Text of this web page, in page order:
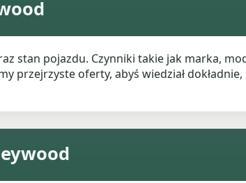
stan pojazdu. Czynniki takie jak marka,
przejrzyste oferty, abyś wiedział